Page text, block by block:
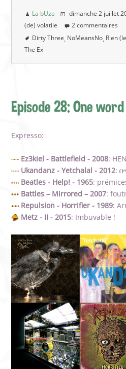
La bUze dimanche 2 juillet
(de) volatile
2 commentaires
Dirty Three NoMeansNo Rien
The Ex
Episode 28: One
Expresso:
Ez3kiel - Battlefield - 2008:
Ukandanz - Yetchalal - 2012:
Beatles - Help! - 1965:
Battles – Mirrored – 2007:
Repulsion - Horrifier - 1989:
Metz - II - 2015: Imbuvable !